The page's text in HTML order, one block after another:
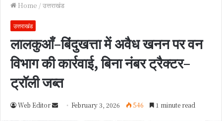
Home /उत्तराखंड
उत्तराखंड
लालकुआँ–बिंदुखत्ता में अवैध खनन पर वन
विभाग की कार्रवाई, बिना नंबर ट्रैक्टर–
ट्रॉली जब्त
Web Editor February 3, 2026 546 1 minute read